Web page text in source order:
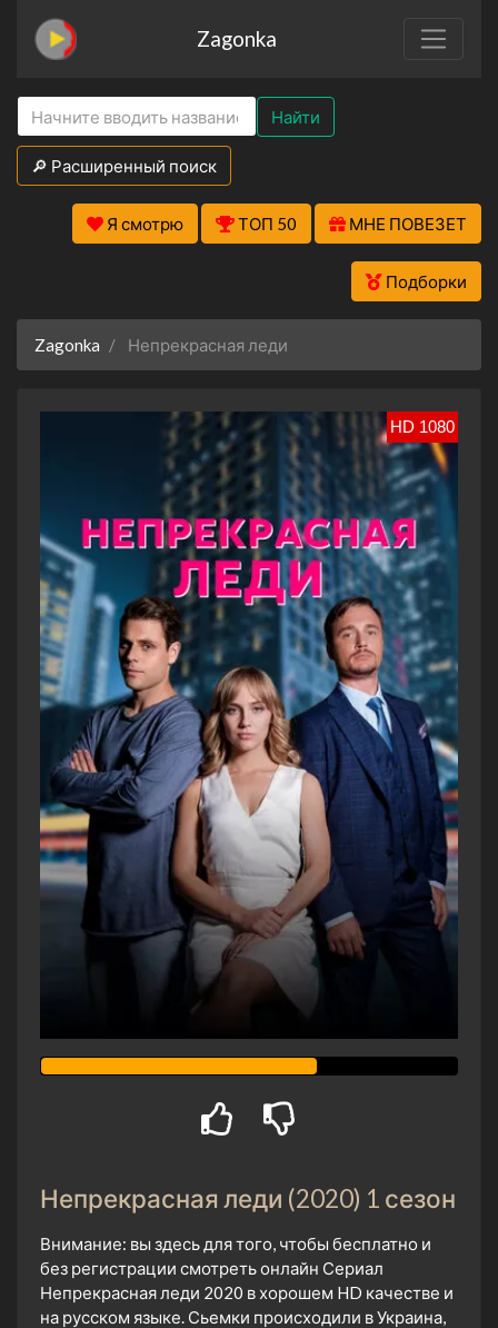
Zagonka
Найти
🔎 Расширенный поиск
Я смотрю ТОП 50 МНЕ ПОВЕЗЕТ
Подборки
Zagonka Непрекрасная леди
HD 1080
Непрекрасная леди (2020) 1 сезон
Внимание: вы здесь для того, чтобы бесплатно и
без регистрации смотреть онлайн Сериал
Непрекрасная леди 2020 в хорошем HD качестве и
на русском языке. Сьемки происходили в Украина,